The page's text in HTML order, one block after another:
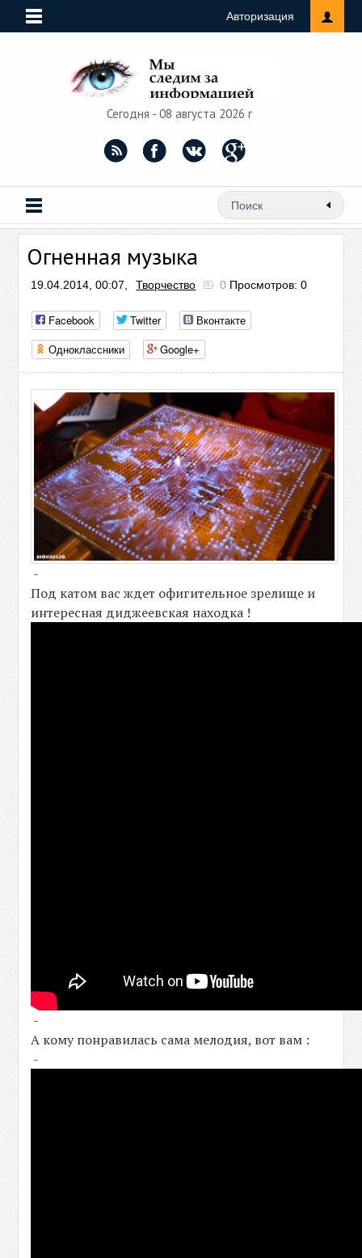
Авторизация
Сегодня - 08 августа 2026 г
Огненная музыка
19.04.2014, 00:07, Творчество 0 Просмотров: 0
Facebook Twitter
Вконтакте
Одноклассники
Google+
-
Под катом вас ждет офигительное зрелище и
интересная диджеевская находка !
-
А кому понравилась сама мелодия, вот вам :
-